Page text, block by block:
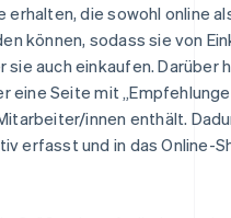
die sowohl online
können, sodass sie von
auch einkaufen. Darüber
eine Seite mit
innen enthält.
erfasst und in das Online-